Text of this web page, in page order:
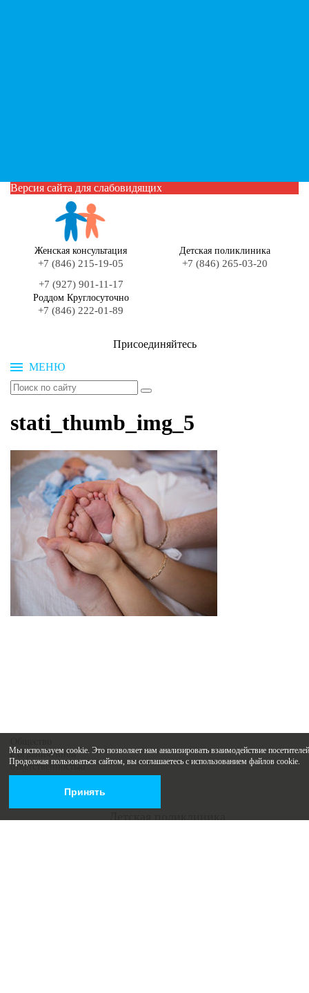
Версия сайта для слабовидящих
Женская консультация
+7 (846) 215-19-05
+7 (927) 901-11-17
Детская поликлиника
+7 (846) 265-03-20
Роддом Круглосуточно
+7 (846) 222-01-89
Присоединяйтесь
МЕНЮ
stati_thumb_img_5
Мы используем cookie. Это позволяет нам анализировать взаимодействие
Продолжая пользоваться сайтом, вы соглашаетесь с использованием файлов cookie.
Принять
с ограниченной
ответственностью
ИНН 6316183190
+7 (846) 265-03-20Детская поликлиника